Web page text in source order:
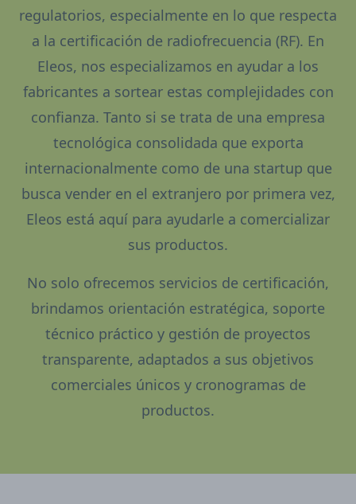
regulatorios, especialmente en lo que respecta
a la certificación de radiofrecuencia (RF). En
Eleos, nos especializamos en ayudar a los
fabricantes a sortear estas complejidades con
confianza. Tanto si se trata de una empresa
tecnológica consolidada que exporta
internacionalmente como de una startup que
busca vender en el extranjero por primera vez,
Eleos está aquí para ayudarle a comercializar
sus productos.
No solo ofrecemos servicios de certificación,
brindamos orientación estratégica, soporte
técnico práctico y gestión de proyectos
transparente, adaptados a sus objetivos
comerciales únicos y cronogramas de
productos.